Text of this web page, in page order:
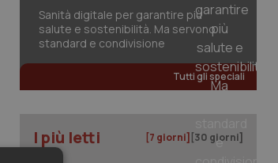
Sanità digitale per garantire più
salute e sostenibilità. Ma servono
standard e condivisione
Tutti gli speciali
I più letti [7 giorni] [30 giorni]